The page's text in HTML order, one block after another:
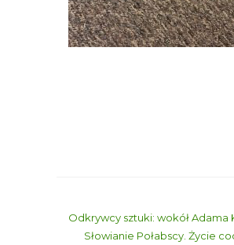
Odkrywcy sztuki: wokół
Słowianie Połabscy. Życie